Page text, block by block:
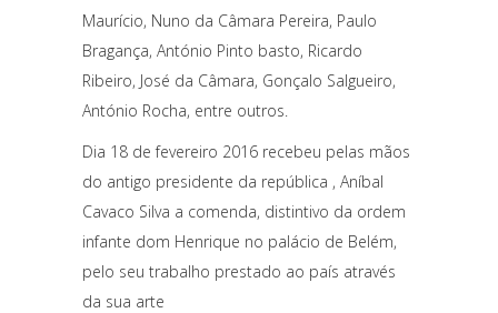
Maurício, Nuno da Câmara Pereira, Paulo
Bragança, António Pinto basto, Ricardo
Ribeiro, José da Câmara, Gonçalo Salgueiro,
António Rocha, entre outros.
Dia 18 de fevereiro 2016 recebeu pelas mãos
do antigo presidente da república , Aníbal
Cavaco Silva a comenda, distintivo da ordem
infante dom Henrique no palácio de Belém,
pelo seu trabalho prestado ao país através
da sua arte